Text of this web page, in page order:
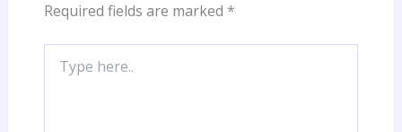
Required fields are marked *
here..